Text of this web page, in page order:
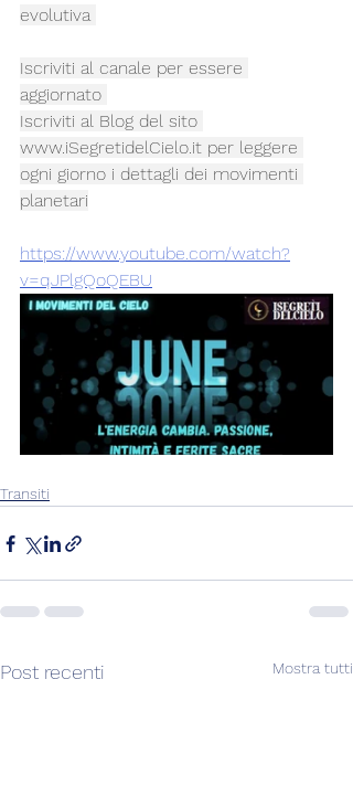
evolutiva
Iscriviti al canale per essere
aggiornato
Iscriviti al Blog del sito
www.iSegretidelCielo.it per leggere
ogni giorno i dettagli dei movimenti
planetari
https://www.youtube.com/watch?
v=qJPlgQoQEBU
Transiti
Post recenti Mostra tutti